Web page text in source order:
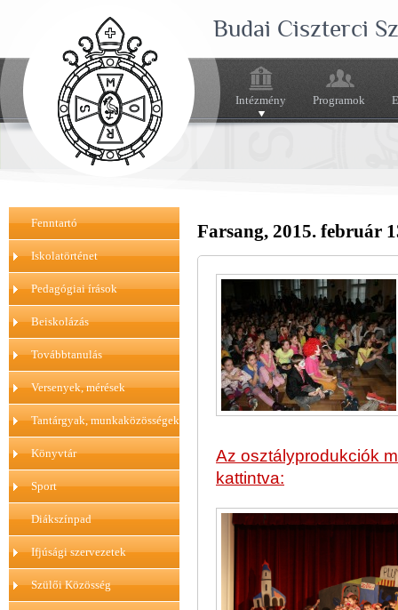
Budai Ciszterci
Intézmény Programok
Fenntartó
Iskolatörténet
Pedagógiai írások
Beiskolázás
Továbbtanulás
Versenyek, mérések
Tantárgyak, munkaközösségek
Könyvtár
Sport
Diákszínpad
Ifjúsági szervezetek
Szülői Közösség
Farsang, 2015. február
Az osztályprodukciók
kattintva: